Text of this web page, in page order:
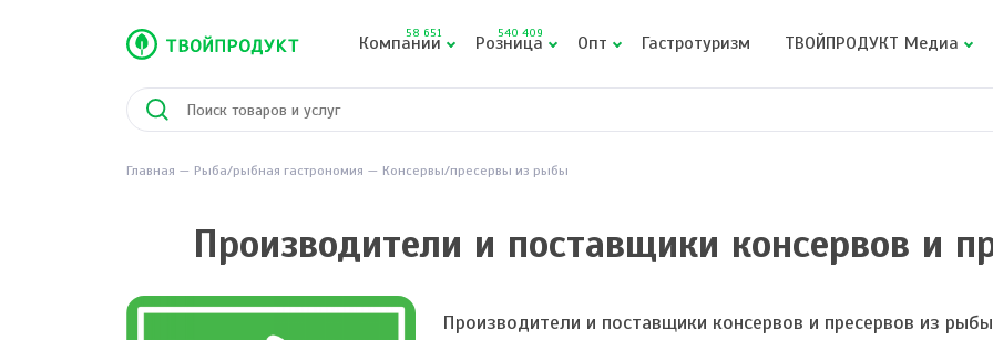
Компании
58 651 Розница
540 409 Опт Гастротуризм ТВОЙПРОДУКТ Медиа
Главная Рыба/рыбная гастрономия Консервы/пресервы из рыбы
Производители и поставщики консервов и
Производители и поставщики консервов и пресервов из рыбы